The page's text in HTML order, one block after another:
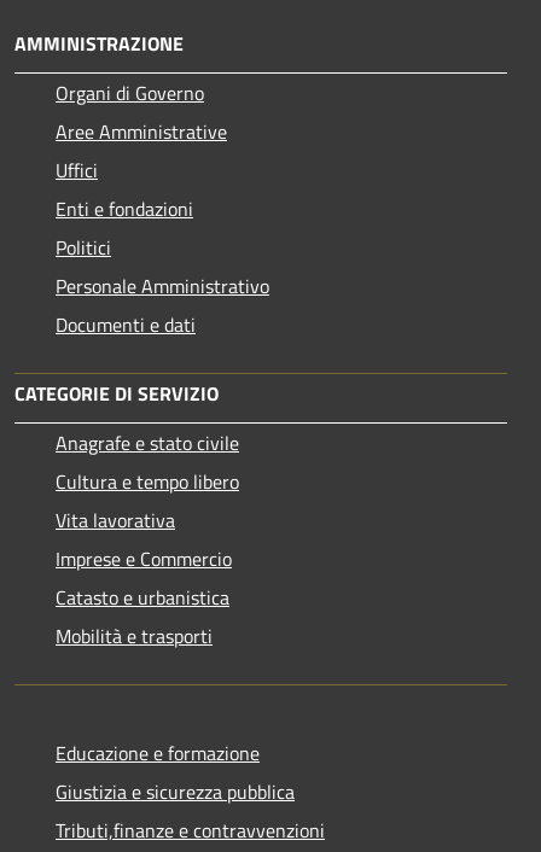
AMMINISTRAZIONE
Organi di Governo
Aree Amministrative
Uffici
Enti e fondazioni
Politici
Personale Amministrativo
Documenti e dati
CATEGORIE DI SERVIZIO
Anagrafe e stato civile
Cultura e tempo libero
Vita lavorativa
Imprese e Commercio
Catasto e urbanistica
Mobilità e trasporti
Educazione e formazione
Giustizia e sicurezza pubblica
Tributi,finanze e contravvenzioni